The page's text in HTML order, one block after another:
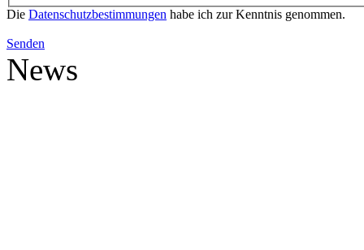
Die Datenschutzbestimmungen habe ich zur Kenntnis genommen.
Senden
News